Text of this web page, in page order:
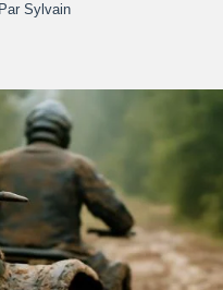
Par Sylvain